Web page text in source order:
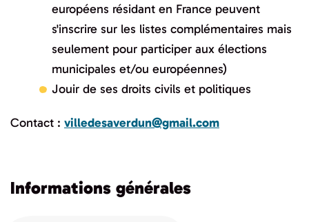
européens résidant en France peuvent
s'inscrire sur les listes complémentaires mais
seulement pour participer aux élections
municipales et/ou européennes)
Jouir de ses droits civils et politiques
Contact : villedesaverdun@gmail.com
Informations générales